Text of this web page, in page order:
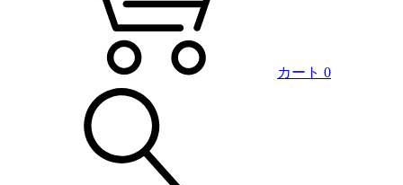
カート 0